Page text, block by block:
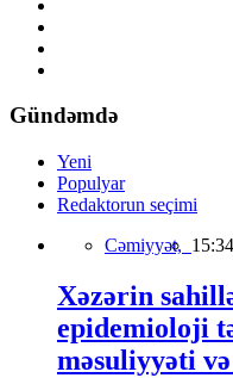
Gündəmdə
Yeni
Populyar
Redaktorun seçimi
Cəmiyyət, 15:34
Xəzərin
epidemioloji
məsuliyyəti və